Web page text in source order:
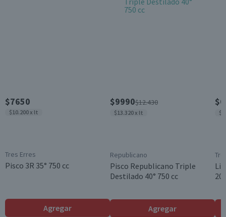
$7650
$10.200 x lt
Tres Erres
Pisco 3R 35° 750 cc
Agregar
$9990$12.430
$13.320 x lt
Republicano
Pisco Republicano Triple
Destilado 40° 750 cc
Agregar